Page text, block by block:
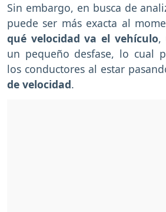
Sin embargo, en busca de
puede ser más exacta al
qué velocidad va el vehículo,
un pequeño desfase, lo cual
los conductores al estar
de velocidad.